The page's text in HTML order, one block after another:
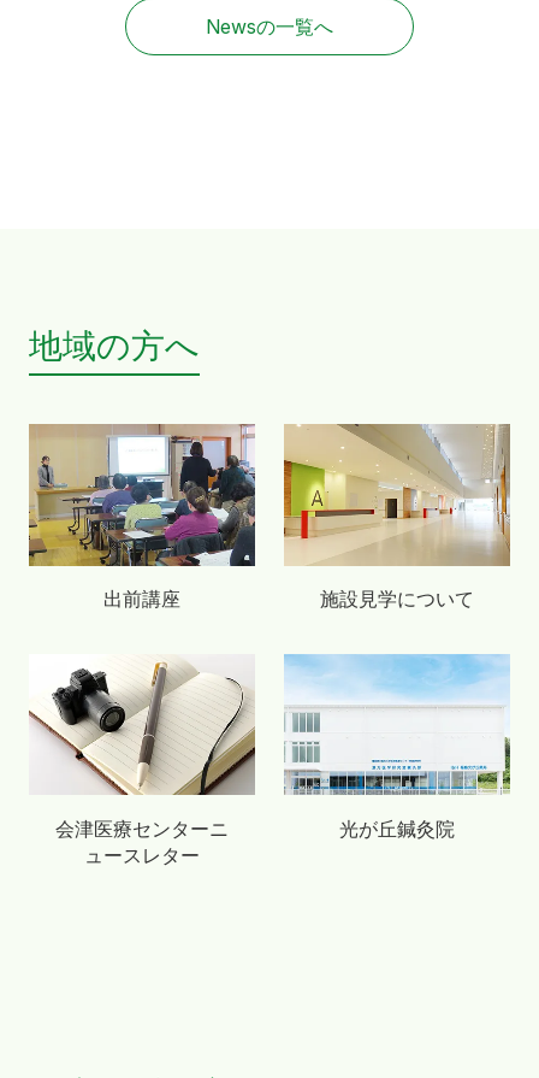
Newsの一覧へ
地域の方へ
出前講座 施設見学について
会津医療センターニ
ュースレター
光が丘鍼灸院